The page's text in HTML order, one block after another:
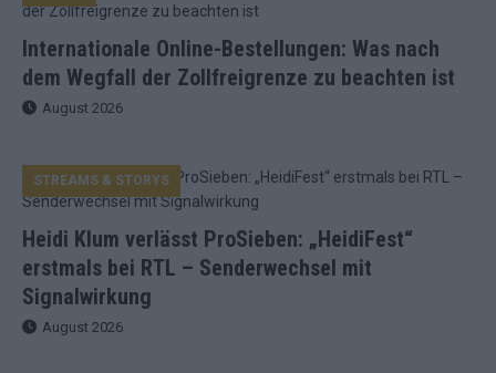
Internationale Online-Bestellungen: Was nach
dem Wegfall der Zollfreigrenze zu beachten ist
August 2026
Heidi Klum verlässt ProSieben: „HeidiFest“
erstmals bei RTL – Senderwechsel mit
Signalwirkung
STREAMS & STORYS
August 2026